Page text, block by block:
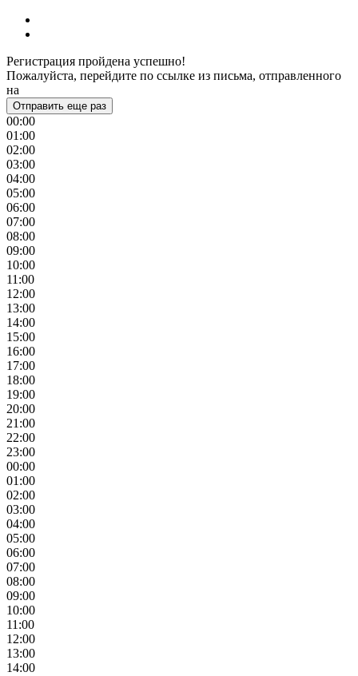
Регистрация пройдена успешно!
Пожалуйста, перейдите по ссылке из письма, отправленного
на
Отправить еще раз
00:00
01:00
02:00
03:00
04:00
05:00
06:00
07:00
08:00
09:00
10:00
11:00
12:00
13:00
14:00
15:00
16:00
17:00
18:00
19:00
20:00
21:00
22:00
23:00
00:00
01:00
02:00
03:00
04:00
05:00
06:00
07:00
08:00
09:00
10:00
11:00
12:00
13:00
14:00